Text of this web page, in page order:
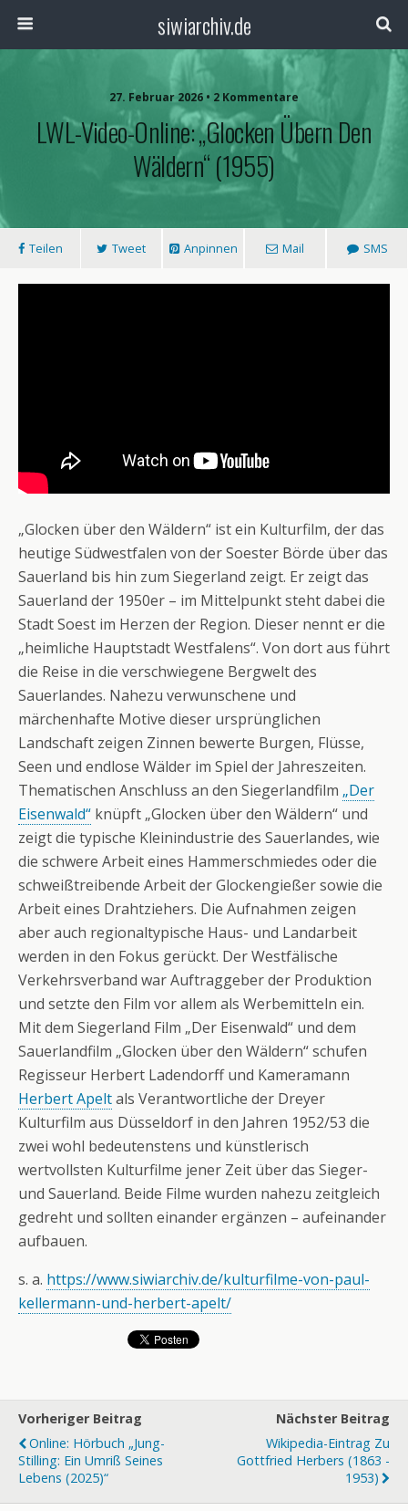
siwiarchiv.de
27. Februar 2026 • 2 Kommentare
LWL-Video-Online: „Glocken Übern Den
Wäldern“ (1955)
Teilen Tweet Anpinnen Mail SMS
„Glocken über den Wäldern“ ist ein Kulturfilm, der das
heutige Südwestfalen von der Soester Börde über das
Sauerland bis hin zum Siegerland zeigt. Er zeigt das
Sauerland der 1950er – im Mittelpunkt steht dabei die
Stadt Soest im Herzen der Region. Dieser nennt er die
„heimliche Hauptstadt Westfalens“. Von dort aus führt
die Reise in die verschwiegene Bergwelt des
Sauerlandes. Nahezu verwunschene und
märchenhafte Motive dieser ursprünglichen
Landschaft zeigen Zinnen bewerte Burgen, Flüsse,
Seen und endlose Wälder im Spiel der Jahreszeiten.
Thematischen Anschluss an den Siegerlandfilm „Der
Eisenwald“ knüpft „Glocken über den Wäldern“ und
zeigt die typische Kleinindustrie des Sauerlandes, wie
die schwere Arbeit eines Hammerschmiedes oder die
schweißtreibende Arbeit der Glockengießer sowie die
Arbeit eines Drahtziehers. Die Aufnahmen zeigen
aber auch regionaltypische Haus- und Landarbeit
werden in den Fokus gerückt. Der Westfälische
Verkehrsverband war Auftraggeber der Produktion
und setzte den Film vor allem als Werbemitteln ein.
Mit dem Siegerland Film „Der Eisenwald“ und dem
Sauerlandfilm „Glocken über den Wäldern“ schufen
Regisseur Herbert Ladendorff und Kameramann
Herbert Apeltals Verantwortliche der Dreyer
Kulturfilm aus Düsseldorf in den Jahren 1952/53 die
zwei wohl bedeutenstens und künstlerisch
wertvollsten Kulturfilme jener Zeit über das Sieger-
und Sauerland. Beide Filme wurden nahezu zeitgleich
gedreht und sollten einander ergänzen – aufeinander
aufbauen.
s. a. https://www.siwiarchiv.de/kulturfilme-von-paul-
kellermann-und-herbert-apelt/
Vorheriger Beitrag
Online: Hörbuch „Jung-
Stilling: Ein Umriß Seines
Lebens (2025)“
Nächster Beitrag
Wikipedia-Eintrag Zu
Gottfried Herbers (1863 -
1953)